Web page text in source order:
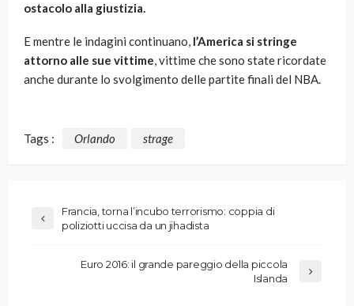
ostacolo alla giustizia.
E mentre le indagini continuano, l’America si stringe
attorno alle sue vittime, vittime che sono state ricordate
anche durante lo svolgimento delle partite finali del NBA.
Tags : Orlando strage
Francia, torna l’incubo terrorismo: coppia di
poliziotti uccisa da un jihadista
Euro 2016: il grande pareggio della piccola
Islanda